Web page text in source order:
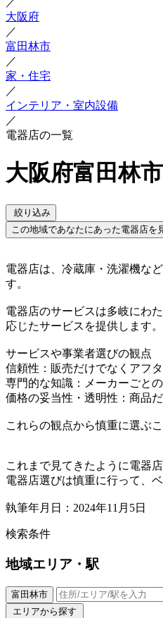
大阪府
／
富田林市
／
家・住宅
／
インテリア・室内設備
／
電器店の一覧
大阪府富田林
絞り込み
この地域であなたにあった電器店を
電器店は、冷蔵庫・洗濯機な
す。
電器店のサービスは多岐にわ
応じたサービスを提供します。
サービスや事業者選びの観点
信頼性：販売だけでなくアフ
専門的な知識：メーカーごと
価格の妥当性・透明性：商品
これらの観点から慎重に選ぶ
これまで見てきたように電器
電器店選びは慎重に行って、
執筆年月日：2024年11月5日
検索条件
地域エリア・駅
富田林市
エリアから探す